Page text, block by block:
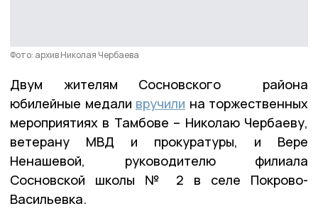
Фото: архив Николая Чербаева
Двум жителям Сосновского района
юбилейные медали вручили на торжественных
мероприятиях в Тамбове – Николаю Чербаеву,
ветерану МВД и прокуратуры, и Вере
Ненашевой, руководителю филиала
Сосновской школы № 2 в селе Покрово-
Васильевка.